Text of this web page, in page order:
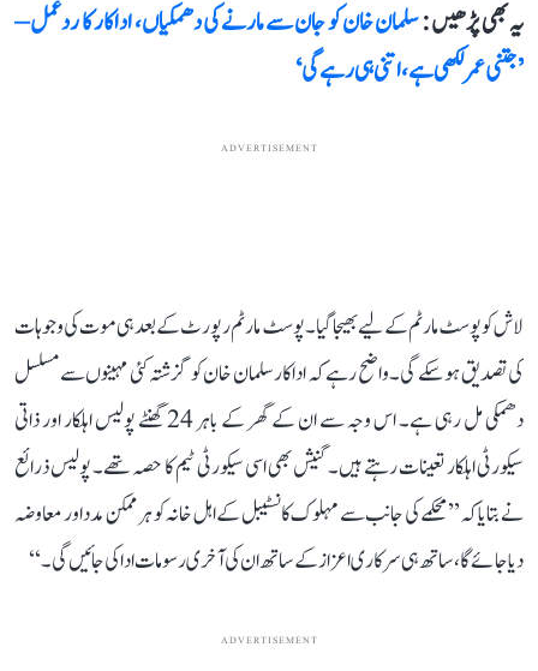
یہ بھی پڑھیں :سلمان خان کو جان سے مارنے کی دھمکیاں، اداکار کا ردعمل –
’جتنی عمر لکھی ہے، اتنی ہی رہے گی‘
ADVERTISEMENT
لاش کو پوسٹ مارٹم کے لیے بھیجا گیا۔ پوسٹ مارٹم رپورٹ کے بعد ہی موت کی وجوہات
کی تصدیق ہو سکے گی۔ واضح رہے کہ اداکار سلمان خان کو گزشتہ کئی مہینوں سے مسلسل
دھمکی مل رہی ہے۔ اس وجہ سے ان کے گھر کے باہر 24 گھنٹے پولیس اہلکار اور ذاتی
سیکورٹی اہلکار تعینات رہتے ہیں۔ گنیش بھی اسی سیکورٹی ٹیم کا حصہ تھے۔ پولیس ذرائع
نے بتایا کہ’’ محکمے کی جانب سے مہلوک کانسٹیبل کے اہل خانہ کو ہر ممکن مدد اور معاوضہ
دیا جائے گا، ساتھ ہی سرکاری اعزاز کے ساتھ ان کی آخری رسومات ادا کی جائیں گی۔‘‘
ADVERTISEMENT